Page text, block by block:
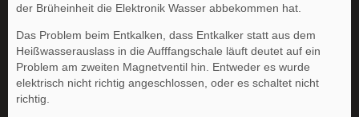
der Brüheinheit die Elektronik Wasser abbekommen hat.
Das Problem beim Entkalken, dass Entkalker statt aus dem
Heißwasserauslass in die Aufffangschale läuft deutet auf ein
Problem am zweiten Magnetventil hin. Entweder es wurde
elektrisch nicht richtig angeschlossen, oder es schaltet nicht
richtig.